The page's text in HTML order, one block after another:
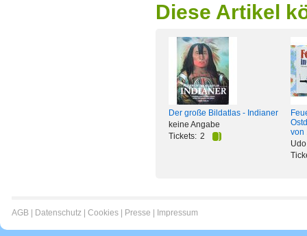
Diese Artikel
Der große Bildatlas - Indianer
keine Angabe
Tickets: 2
von
AGB Datenschutz Cookies Presse Impressum